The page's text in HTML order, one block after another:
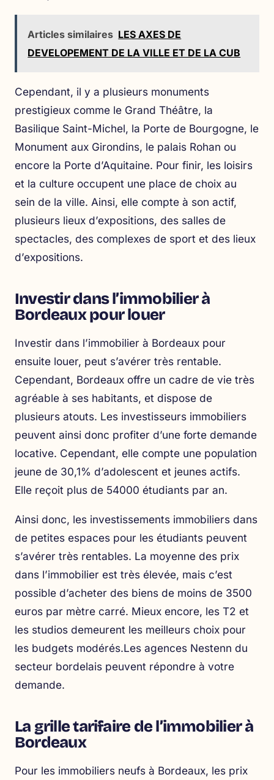
Articles similaires LES AXES DE
DEVELOPEMENT DE LA VILLE ET DE LA CUB
Cependant, il y a plusieurs monuments
prestigieux comme le Grand Théâtre, la
Basilique Saint-Michel, la Porte de Bourgogne, le
Monument aux Girondins, le palais Rohan ou
encore la Porte d’Aquitaine. Pour finir, les loisirs
et la culture occupent une place de choix au
sein de la ville. Ainsi, elle compte à son actif,
plusieurs lieux d’expositions, des salles de
spectacles, des complexes de sport et des lieux
d’expositions.
Investir dans l’immobilier à
Bordeaux pour louer
Investir dans l’immobilier à Bordeaux pour
ensuite louer, peut s’avérer très rentable.
Cependant, Bordeaux offre un cadre de vie très
agréable à ses habitants, et dispose de
plusieurs atouts. Les investisseurs immobiliers
peuvent ainsi donc profiter d’une forte demande
locative. Cependant, elle compte une population
jeune de 30,1% d’adolescent et jeunes actifs.
Elle reçoit plus de 54000 étudiants par an.
Ainsi donc, les investissements immobiliers dans
de petites espaces pour les étudiants peuvent
s’avérer très rentables. La moyenne des prix
dans l’immobilier est très élevée, mais c’est
possible d’acheter des biens de moins de 3500
euros par mètre carré. Mieux encore, les T2 et
les studios demeurent les meilleurs choix pour
les budgets modérés.Les agences Nestenn du
secteur bordelais peuvent répondre à votre
demande.
La grille tarifaire de l’immobilier à
Bordeaux
Pour les immobiliers neufs à Bordeaux, les prix